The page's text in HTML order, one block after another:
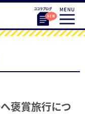
へ褒賞旅行につ